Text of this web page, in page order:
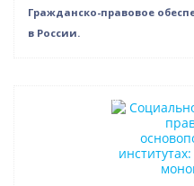
Гражданско-правовое
в России.
Нет в наличии